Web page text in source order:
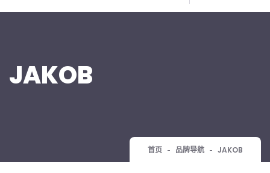
JAKOB
首页 品牌导航 JAKOB